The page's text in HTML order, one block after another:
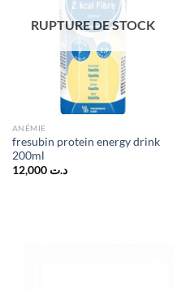
RUPTURE DE STOCK
ANÉMIE
fresubin protein energy drink
200ml
د.ت 12,000